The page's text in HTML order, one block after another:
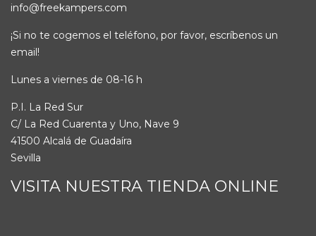
info@freekampers.com
¡Si no te cogemos el teléfono, por favor, escríbenos un
email!
Lunes a viernes de 08-16 h
P.I. La Red Sur
C/ La Red Cuarenta y Uno, Nave 9
41500 Alcalá de Guadaíra
Sevilla
VISITA NUESTRA TIENDA ONLINE